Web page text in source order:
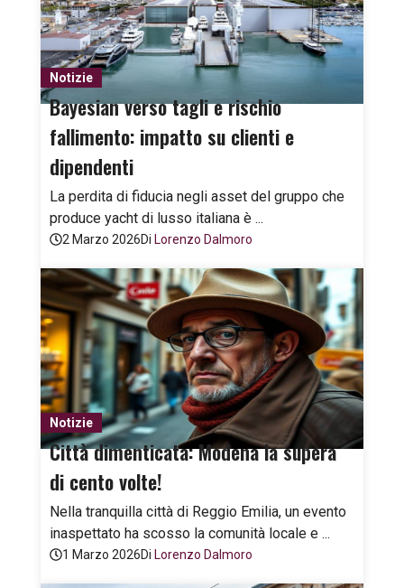
Notizie
Bayesian verso tagli e rischio
fallimento: impatto su clienti e
dipendenti
La perdita di fiducia negli asset del gruppo che
produce yacht di lusso italiana è ...
2 Marzo 2026Di Lorenzo Dalmoro
Notizie
Città dimenticata: Modena la supera
di cento volte!
Nella tranquilla città di Reggio Emilia, un evento
inaspettato ha scosso la comunità locale e ...
1 Marzo 2026Di Lorenzo Dalmoro